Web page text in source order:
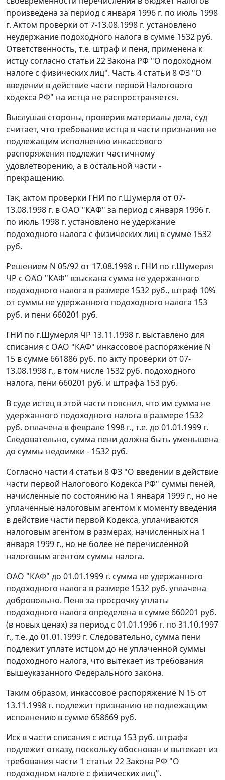
произведена за период с января 1996 г. по июль 1998
г. Актом проверки от 7-13.08.1998 г. установлено
неудержание подоходного налога в сумме 1532 руб.
Ответственность, т.е. штраф и пеня, применена к
истцу согласно статьи 22Закона РФ "О подоходном
налоге с физических лиц". Часть 4 статьи 8ФЗ "О
введении в действие части первой Налогового
кодекса РФ" на истца не распространяется.
Выслушав стороны, проверив материалы дела, суд
считает, что требование истца в части признания не
подлежащим исполнению инкассового
распоряжения подлежит частичному
удовлетворению, а в остальной части -
прекращению.
Так, актом проверки ГНИ по г.Шумерля от 07-
13.08.1998 г. в ОАО "КАФ" за период с января 1996 г.
по июль 1998 г. установлено не удержание
подоходного налога с физических лиц в сумме 1532
руб.
Решением N 05/92 от 17.08.1998 г. ГНИ по г.Шумерля
ЧР с ОАО "КАФ" взыскана сумма не удержанного
подоходного налога в размере 1532 руб., штраф 10%
от суммы не удержанного подоходного налога 153
руб. и пени 660201 руб.
ГНИ по г.Шумерля ЧР 13.11.1998 г. выставлено для
списания с ОАО "КАФ" инкассовое распоряжение N
15 в сумме 661886 руб. по акту проверки от 07-
13.08.1998 г., в том числе 1532 руб. подоходного
налога, пени 660201 руб. и штрафа 153 руб.
В суде истец в этой части пояснил, что им сумма не
удержанного подоходного налога в размере 1532
руб. оплачена в феврале 1998 г., т.е. до 01.01.1999 г.
Следовательно, сумма пени должна быть уменьшена
до суммы недоимки - 1532 руб.
Согласно части 4 статьи 8ФЗ "О введении в действие
части первой Налогового Кодекса РФ" суммы пеней,
начисленные по состоянию на 1 января 1999 г., но не
уплаченные налоговым агентом к моменту введения
в действие части первой Кодекса, уплачиваются
налоговым агентом в размерах, начисленных на 1
января 1999 г., но не более не перечисленной
налоговым агентом суммы налога.
ОАО "КАФ" до 01.01.1999 г. сумма не удержанного
подоходного налога в размере 1532 руб. уплачена
добровольно. Пеня за просрочку уплаты
подоходного налога определена в сумме 660201 руб.
(в новых ценах) за период с 01.01.1996 г. по 31.10.1997
г., т.е. до 01.01.1999 г. Следовательно, сумма пени
подлежит уплате истцом до не уплаченной суммы
подоходного налога, что вытекает из требования
вышеуказанного Федерального закона.
Таким образом, инкассовое распоряжение N 15 от
13.11.1998 г. подлежит признанию не подлежащим
исполнению в сумме 658669 руб.
Иск в части списания с истца 153 руб. штрафа
подлежит отказу, поскольку обоснован и вытекает из
требования части 1 статьи 22Закона РФ "О
подоходном налоге с физических лиц".